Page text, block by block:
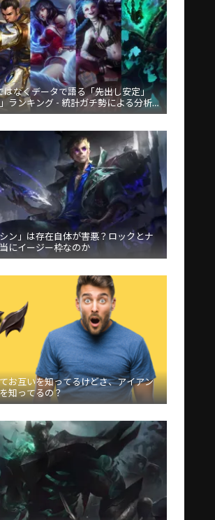
はなくデータで語る「先出し安定」
ランキング - 統計ガチ勢による分析が
ン」は存在自体が害悪？ロックとナ
にイージー枠なのか
お互いを知ってるけどさ、アイアン
知ってるの？